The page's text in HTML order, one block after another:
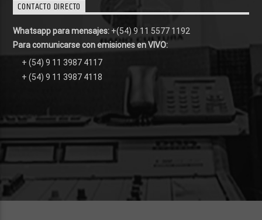
CONTACTO DIRECTO
Whatsapp para mensajes: +(54) 9 11 5577 1192
Para comunicarse con emisiones en VIVO:
+ (54) 9 11 3987 4117
+ (54) 9 11 3987 4118